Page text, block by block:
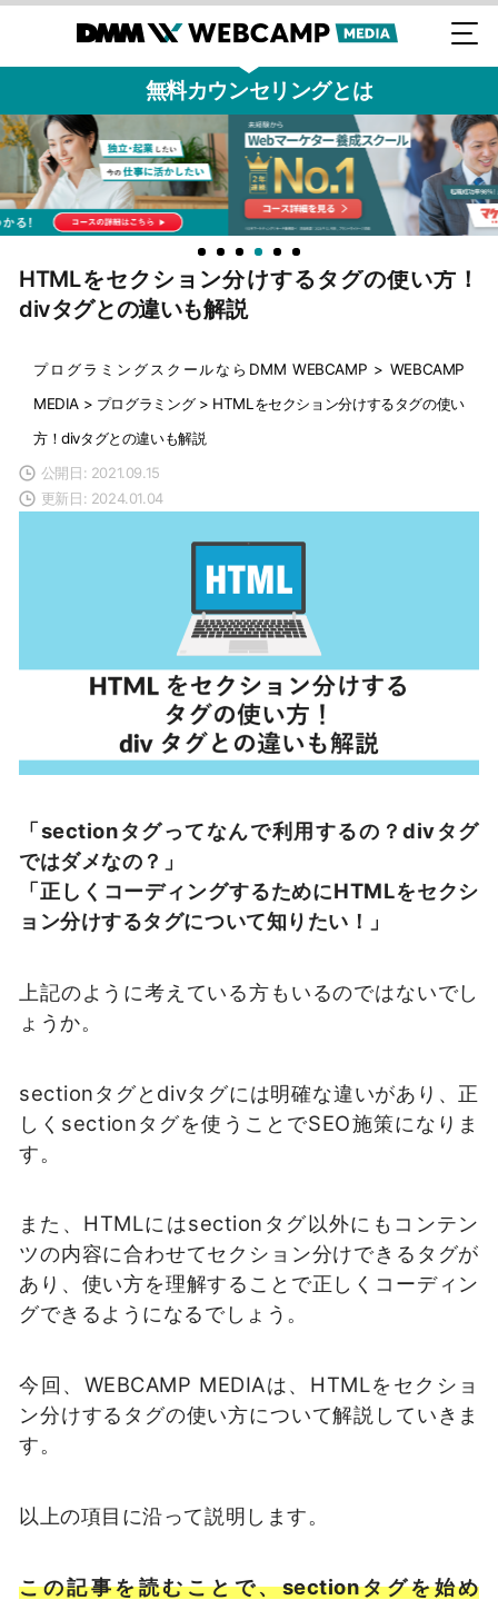
無料カウンセリングとは
HTMLをセクション分けするタグの使い方！
divタグとの違いも解説
プログラミングスクールならDMM WEBCAMP > WEBCAMP
MEDIA > プログラミング> HTMLをセクション分けするタグの使い
方！divタグとの違いも解説
公開日: 2021.09.15
更新日: 2024.01.04
「sectionタグってなんで利用するの？divタグ
ではダメなの？」
「正しくコーディングするためにHTMLをセクシ
ョン分けするタグについて知りたい！」
上記のように考えている方もいるのではないでし
ょうか。
sectionタグとdivタグには明確な違いがあり、正
しくsectionタグを使うことでSEO施策になりま
す。
また、HTMLにはsectionタグ以外にもコンテン
ツの内容に合わせてセクション分けできるタグが
あり、使い方を理解することで正しくコーディン
グできるようになるでしょう。
今回、WEBCAMP MEDIAは、HTMLをセクショ
ン分けするタグの使い方について解説していきま
す。
以上の項目に沿って説明します。
この記事を読むことで、sectionタグを始め